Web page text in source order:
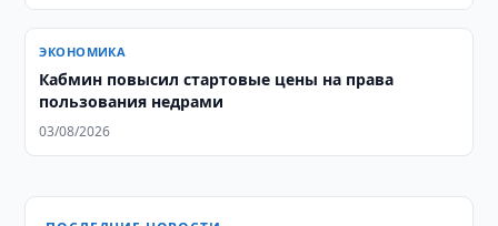
ЭКОНОМИКА
Кабмин повысил стартовые цены на права
пользования недрами
03/08/2026